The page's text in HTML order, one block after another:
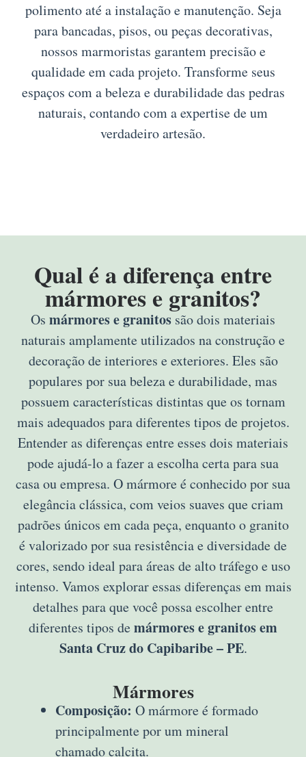
polimento até a instalação e manutenção. Seja
para bancadas, pisos, ou peças decorativas,
nossos marmoristas garantem precisão e
qualidade em cada projeto. Transforme seus
espaços com a beleza e durabilidade das pedras
naturais, contando com a expertise de um
verdadeiro artesão.
Qual é a diferença entre
mármores e granitos?
Os mármores e granitos são dois materiais
naturais amplamente utilizados na construção e
decoração de interiores e exteriores. Eles são
populares por sua beleza e durabilidade, mas
possuem características distintas que os tornam
mais adequados para diferentes tipos de projetos.
Entender as diferenças entre esses dois materiais
pode ajudá-lo a fazer a escolha certa para sua
casa ou empresa. O mármore é conhecido por sua
elegância clássica, com veios suaves que criam
padrões únicos em cada peça, enquanto o granito
é valorizado por sua resistência e diversidade de
cores, sendo ideal para áreas de alto tráfego e uso
intenso. Vamos explorar essas diferenças em mais
detalhes para que você possa escolher entre
diferentes tipos de mármores e granitos em
Santa Cruz do Capibaribe – PE.
Mármores
Composição: O mármore é formado
principalmente por um mineral
chamado calcita.